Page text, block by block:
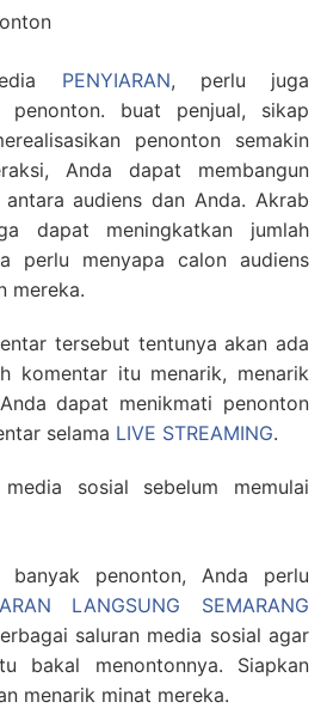
PENYIARAN, perlu juga
penonton. buat penjual, sikap
penonton semakin
Anda dapat membangun
audiens dan Anda. Akrab
dapat meningkatkan jumlah
perlu menyapa calon audiens
mereka.
tersebut tentunya akan ada
komentar itu menarik, menarik
dapat menikmati penonton
selama LIVE STREAMING.
sosial sebelum memulai
banyak penonton, Anda perlu
LANGSUNG SEMARANG
saluran media sosial agar
bakal menontonnya. Siapkan
menarik minat mereka.